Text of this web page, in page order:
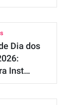
Dia dos
Inst…